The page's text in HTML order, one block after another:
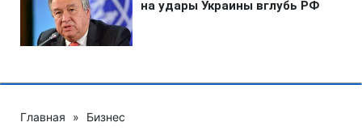
Главная » Бизнес